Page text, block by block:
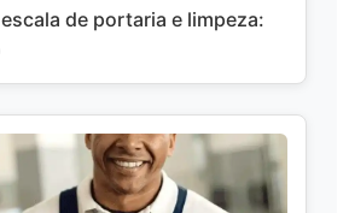
de portaria e limpeza: